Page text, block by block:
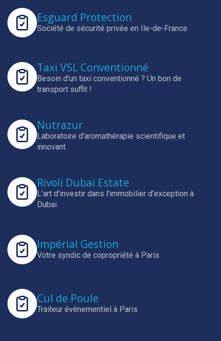
Esguard Protection
Société de sécurité privée en Ile-de-France
Taxi VSL Conventionné
Besoin d'un taxi conventionné ? Un bon de
transport suffit !
Nutrazur
Laboratoire d'aromathérapie scientifique et
innovant
Rivoli Dubaï Estate
L'art d'investir dans l'immobilier d'exception à
Dubaï
Impérial Gestion
Votre syndic de copropriété à Paris
Cul de Poule
Traiteur évènementiel à Paris